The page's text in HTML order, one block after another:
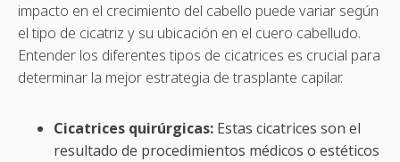
impacto en el crecimiento del cabello puede variar según
el tipo de cicatriz y su ubicación en el cuero cabelludo.
Entender los diferentes tipos de cicatrices es crucial para
determinar la mejor estrategia de trasplante capilar.
Cicatrices quirúrgicas: Estas cicatrices son el
resultado de procedimientos médicos o estéticos